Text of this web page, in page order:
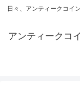
日々、アンティークコイ
アンティークコ